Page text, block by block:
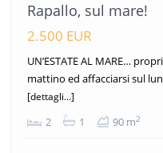
Rapallo, sul mare!
2.500 EUR
UN’ESTATE AL MARE…
mattino ed affacciarsi sul
[dettagli...]
2 1 90 m2